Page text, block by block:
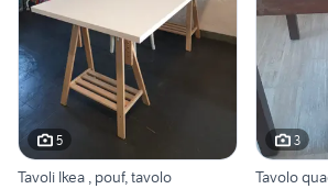
5
Tavoli Ikea , pouf, tavolo
3
Tavolo